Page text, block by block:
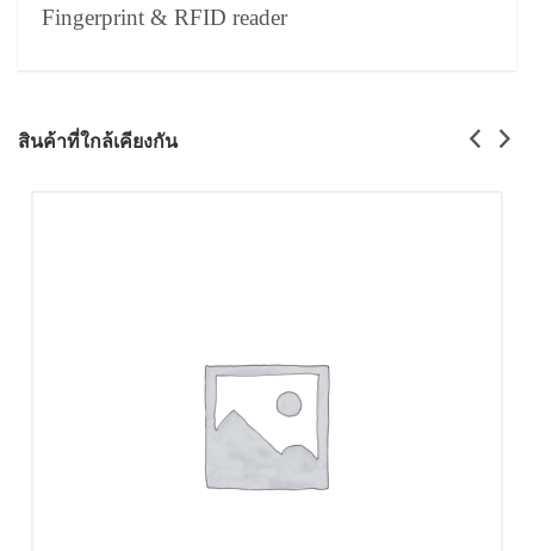
Fingerprint & RFID reader
สินค้าที่ใกล้เคียงกัน